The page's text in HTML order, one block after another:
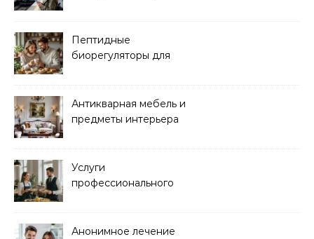
Пептидные
биорегуляторы для
Антикварная мебель и
предметы интерьера
Услуги
профессионального
формата
Анонимное лечение